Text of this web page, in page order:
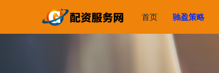
首页 驰盈策略